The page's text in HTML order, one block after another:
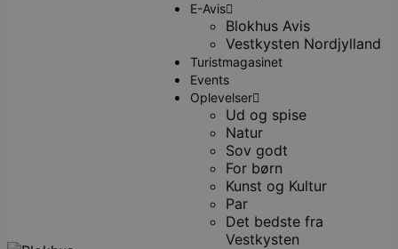
E-Avis
Blokhus Avis
Vestkysten Nordjylland
Turistmagasinet
Events
Oplevelser
Ud og spise
Natur
Sov godt
For børn
Kunst og Kultur
Par
Det bedste fra
Vestkysten